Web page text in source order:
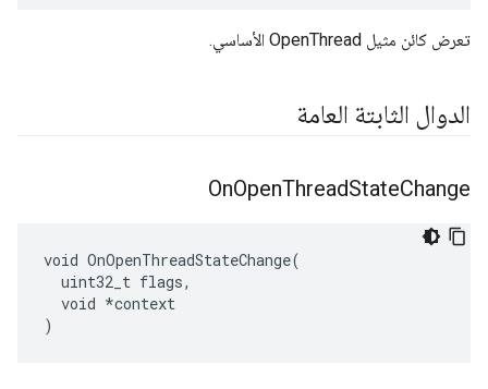
تعرض كائن مثيل OpenThread الأساسي.
الدوال الثابتة العامة
OnOpenThreadStateChange
void OnOpenThreadStateChange(
  uint32_t flags,
  void *context
)